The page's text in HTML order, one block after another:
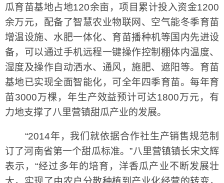
瓜育苗基地占地120余亩，项目累计投入资金1200
余万元，配备了智慧农业物联网、空气能冬季育苗
增温设施、水肥一体化、育苗播种机等国内先进设
备，可以通过手机远程一键操作控制棚体内温度、
湿度及操作自动洒水、通风，施肥、遮阳等。育苗
基地已实现全面智能化，可全年四季育苗。每年育
苗3000万棵，年生产效益预计可达1800万元，有
力地支撑了八里营镇甜瓜产业的发展。
“2014年，我们就依据合作社生产销售规范制
订了河南省第一个甜瓜标准。”八里营镇镇长宋文辉
表示，“经过多年的培育，洋香瓜产业不断发展壮